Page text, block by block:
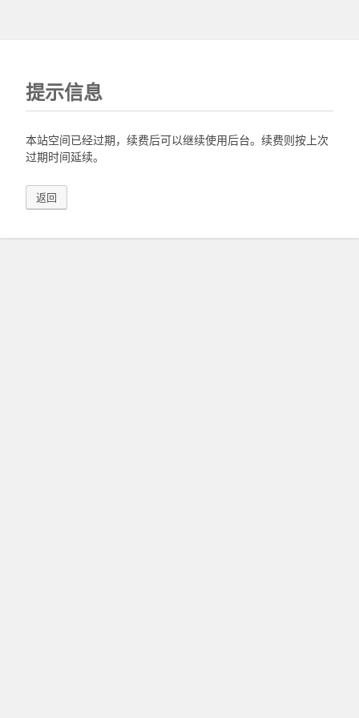
提示信息
本站空间已经过期，续费后可以继续使用后台。续费则按上次
过期时间延续。
返回